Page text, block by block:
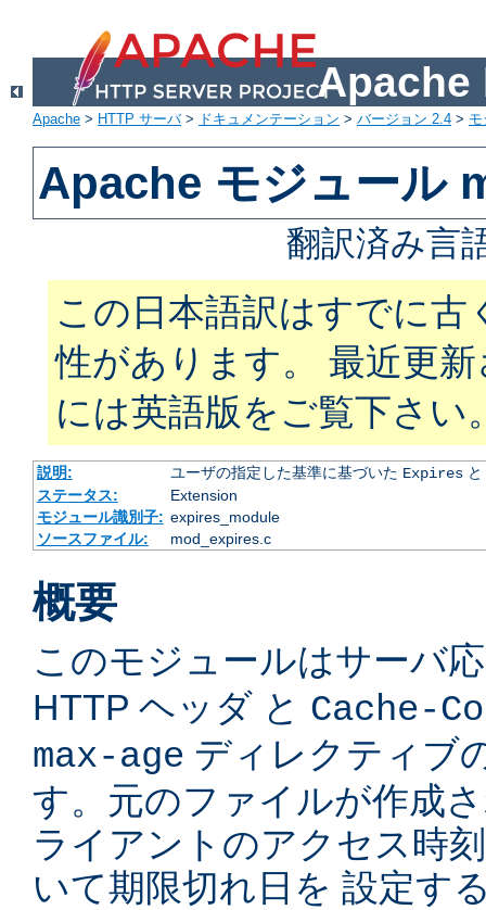
Apache
Apache > HTTP サーバ> ドキュメンテーション > バージョン 2.4 >
Apache モジュール
翻訳済み言
この日本語訳はすでに古
性があります。 最近更
には英語版をご覧下さい
説明: ユーザの指定した基準に基づいた Expiresと
ステータス:
Extension
モジュール識別子: expires_module
ソースファイル:
mod_expires.c
概要
このモジュールはサーバ
HTTP ヘッダ と Cache-
max-age ディレクティブ
す。元のファイルが作成
ライアントのアクセス時
いて期限切れ日を 設定す